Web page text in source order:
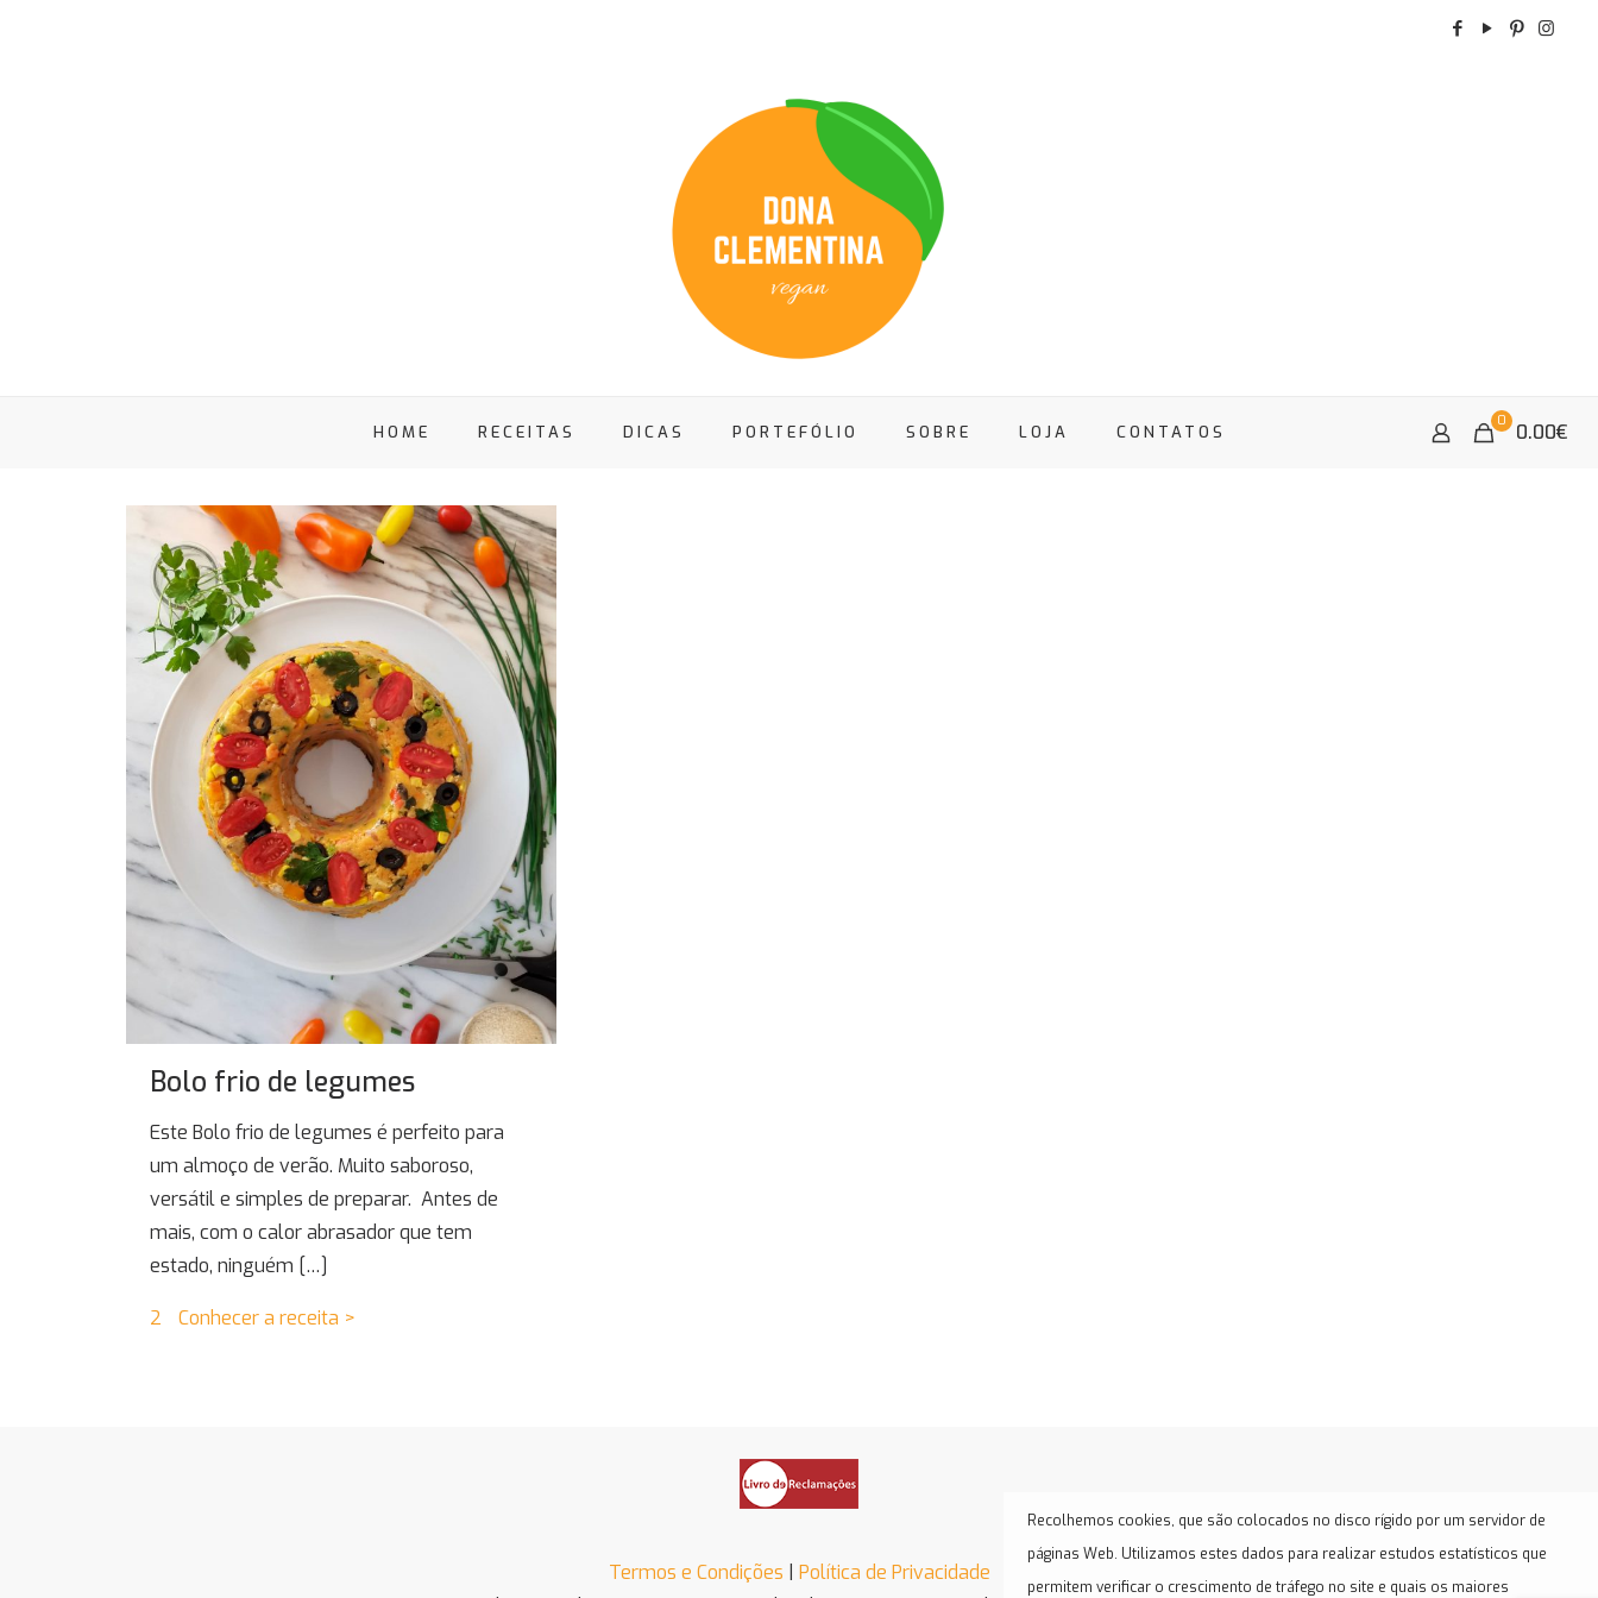
HOME RECEITAS DICAS PORTEFÓLIO SOBRE LOJA CONTATOS
0 0.00€
Bolo frio de legumes
Este Bolo frio de legumes é perfeito para
um almoço de verão. Muito saboroso,
versátil e simples de preparar. Antes de
mais, com o calor abrasador que tem
estado, ninguém […]
2 Conhecer a receita >
Termos e Condições | Política de Privacidade
Recolhemos cookies, que são colocados no disco rígido por um servidor de
páginas Web. Utilizamos estes dados para realizar estudos estatísticos que
permitem verificar o crescimento de tráfego no site e quais os maiores